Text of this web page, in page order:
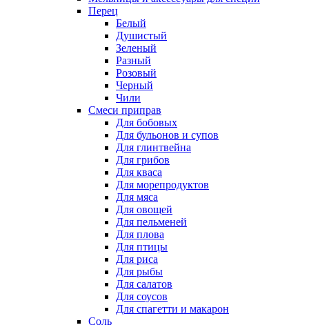
Перец
Белый
Душистый
Зеленый
Разный
Розовый
Черный
Чили
Смеси приправ
Для бобовых
Для бульонов и супов
Для глинтвейна
Для грибов
Для кваса
Для морепродуктов
Для мяса
Для овощей
Для пельменей
Для плова
Для птицы
Для риса
Для рыбы
Для салатов
Для соусов
Для спагетти и макарон
Соль